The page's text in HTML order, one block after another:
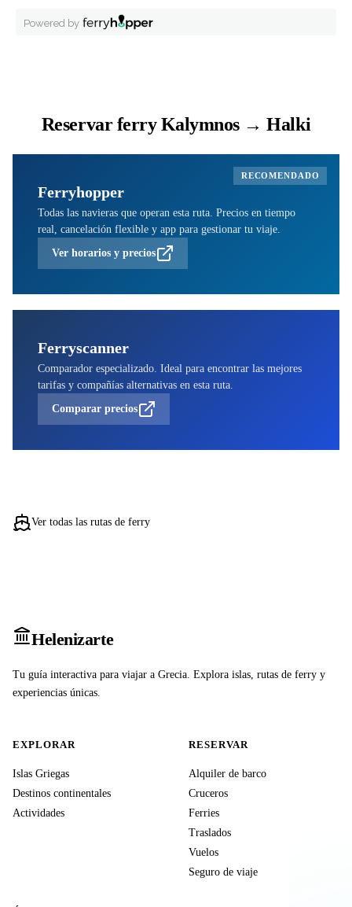
Reservar ferry Kalymnos → Halki
RECOMENDADO
Ferryhopper
Todas las navieras que operan esta ruta. Precios en tiempo
real, cancelación flexible y app para gestionar tu viaje.
Ver horarios y precios
Ferryscanner
Comparador especializado. Ideal para encontrar las mejores
tarifas y compañías alternativas en esta ruta.
Comparar precios
Ver todas las rutas de ferry
Helenizarte
Tu guía interactiva para viajar a Grecia. Explora islas, rutas de ferry y
experiencias únicas.
EXPLORAR
Islas Griegas
Destinos continentales
Actividades
RESERVAR
Alquiler de barco
Cruceros
Ferries
Traslados
Vuelos
Seguro de viaje